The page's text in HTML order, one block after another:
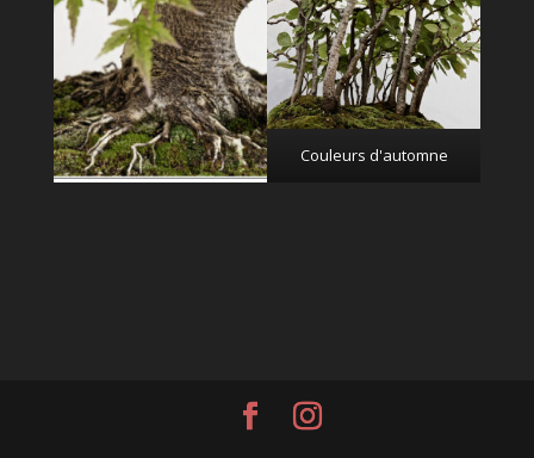
Couleurs d'automne